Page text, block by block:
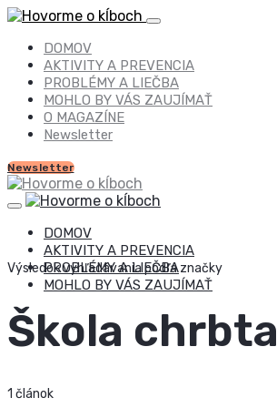
DOMOV
AKTIVITY A PREVENCIA
PROBLÉMY A LIEČBA
MOHLO BY VÁS ZAUJÍMAŤ
O MAGAZÍNE
Newsletter
Newsletter
DOMOV
AKTIVITY A PREVENCIA
PROBLÉMY A LIEČBA
MOHLO BY VÁS ZAUJÍMAŤ
Výsledok vyhľadávania podľa značky
Škola chrbta
1 článok